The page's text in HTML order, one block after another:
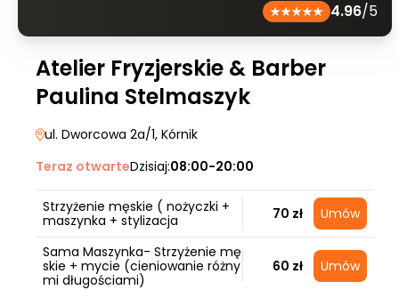
4.96/5
Atelier Fryzjerskie & Barber
Paulina Stelmaszyk
ul. Dworcowa 2a/1, Kórnik
Teraz otwarteDzisiaj:08:00-20:00
Strzyżenie męskie ( nożyczki +
maszynka + stylizacja
70 zł Umów
Sama Maszynka- Strzyżenie mę
skie + mycie (cieniowanie różny
mi długościami)
60 zł Umów